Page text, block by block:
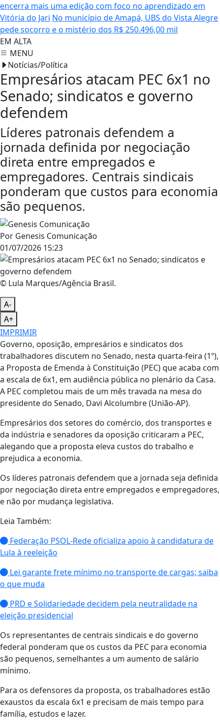
encerra mais uma edição com foco no aprendizado em
Vitória do Jari No município de Amapá, UBS do Vista Alegre
pede socorro e o mistério dos R$ 250.496,00 mil
EM ALTA
MENU
Notícias/Política
Empresários atacam PEC 6x1 no
Senado; sindicatos e governo
defendem
Líderes patronais defendem a
jornada definida por negociação
direta entre empregados e
empregadores. Centrais sindicais
ponderam que custos para economia
são pequenos.
Por Genesis Comunicação
01/07/2026 15:23
© Lula Marques/Agência Brasil.
A-
A+
IMPRIMIR
Governo, oposição, empresários e sindicatos dos
trabalhadores discutem no Senado, nesta quarta-feira (1º),
a Proposta de Emenda à Constituição (PEC) que acaba com
a escala de 6x1, em audiência pública no plenário da Casa.
A PEC completou mais de um mês travada na mesa do
presidente do Senado, Davi Alcolumbre (União-AP).
Empresários dos setores do comércio, dos transportes e
da indústria e senadores da oposição criticaram a PEC,
alegando que a proposta eleva custos do trabalho e
prejudica a economia.
Os líderes patronais defendem que a jornada seja definida
por negociação direta entre empregados e empregadores,
e não por mudança legislativa.
Leia Também:
Federação PSOL-Rede oficializa apoio à candidatura de
Lula à reeleição
Lei garante frete mínimo no transporte de cargas; saiba
o que muda
PRD e Solidariedade decidem pela neutralidade na
eleição presidencial
Os representantes de centrais sindicais e do governo
federal ponderam que os custos da PEC para economia
são pequenos, semelhantes a um aumento de salário
mínimo.
Para os defensores da proposta, os trabalhadores estão
exaustos da escala 6x1 e precisam de mais tempo para
família, estudos e lazer.